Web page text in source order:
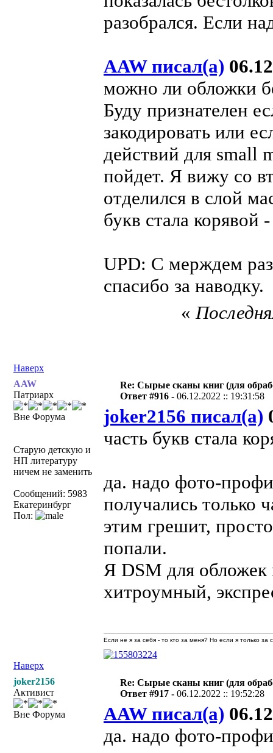
разобрался. Если
AAW писал(а)
можно ли обложки
Буду признателен
закодировать или
действий для small
пойдет. Я вижу со
отделился в слой
букв стала корявой
UPD: С мерждем
спасибо за наводку.
Наверх
«
AAW
Патриарх
Вне Форума
Старую детскую и
НП литературу
ничем не заменить
Сообщений: 5983
Екатеринбург
Пол:
Re: Сырые сканы книг (для
Ответ #916 -06.12.2022 :: 19:31:58
joker2156 писал(а)
часть букв стала
да. надо фото-
получались только
этим грешит,
попали.
Я DSM для
хитроумный,
Наверх
Если не я за себя - то кто за меня? Но если я только
joker2156
Активист
Вне Форума
Re: Сырые сканы книг (для
Ответ #917 -06.12.2022 :: 19:52:28
AAW писал(а)
да. надо фото-